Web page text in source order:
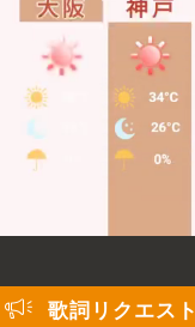
歌詞リクエスト